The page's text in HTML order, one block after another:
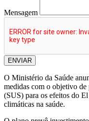
Mensagem
ENVIAR
O Ministério da Saúde
medidas com o objetivo de
(SUS) para os efeitos do
climáticas na saúde.